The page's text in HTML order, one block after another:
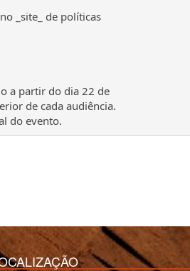
_site_ de políticas
a partir do dia 22 de
de cada audiência.
do evento.